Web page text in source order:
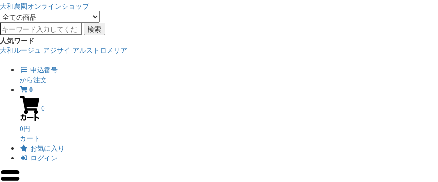
大和農園オンラインショップ
検索
人気ワード
大和ルージュ アジサイ アルストロメリア
申込番号
から注文
0
0
0円
カート
お気に入り
ログイン